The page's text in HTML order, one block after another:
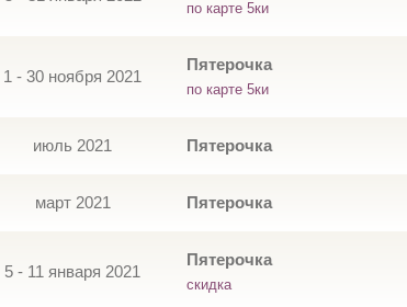
по карте 5ки
1 - 30 ноября 2021
Пятерочка
по карте 5ки
июль 2021 Пятерочка
март 2021 Пятерочка
5 - 11 января 2021
Пятерочка
скидка